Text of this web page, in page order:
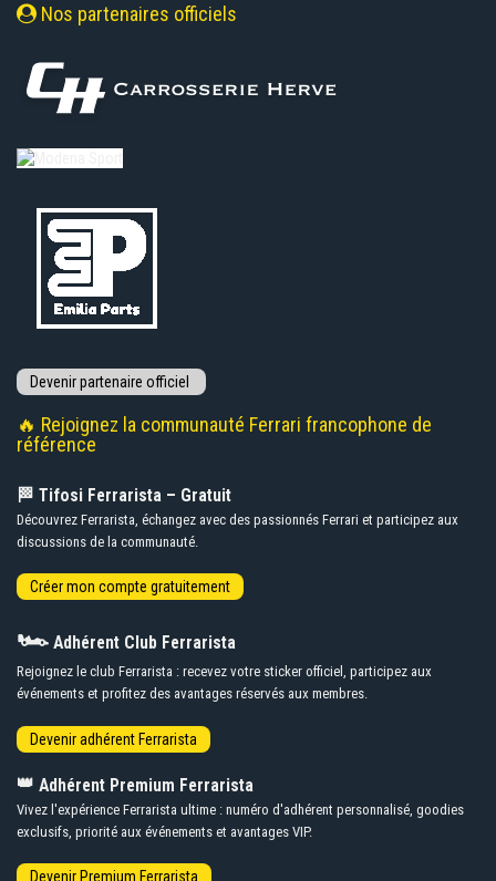
Nos partenaires officiels
🔥 Rejoignez la communauté Ferrari francophone de
référence
🏁 Tifosi Ferrarista – Gratuit
Découvrez Ferrarista, échangez avec des passionnés Ferrari et participez aux
discussions de la communauté.
🏎️ Adhérent Club Ferrarista
Rejoignez le club Ferrarista : recevez votre sticker officiel, participez aux
événements et profitez des avantages réservés aux membres.
👑 Adhérent Premium Ferrarista
Vivez l'expérience Ferrarista ultime : numéro d'adhérent personnalisé, goodies
exclusifs, priorité aux événements et avantages VIP.